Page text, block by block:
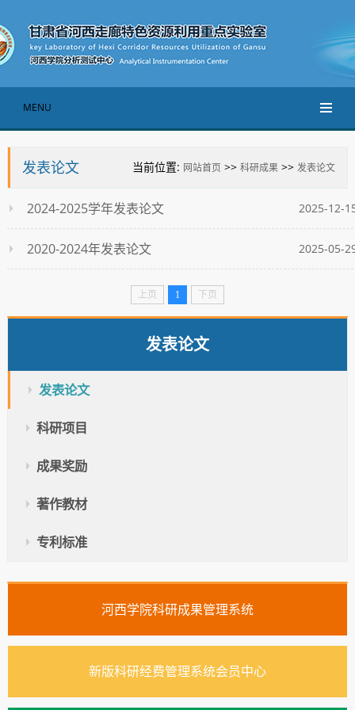
MENU
发表论文 当前位置: 网站首页 >>科研成果 >>发表论文
2025-12-
2024-2025学年发表论文
2025-05-
2020-2024年发表论文
上页 1 下页
发表论文
发表论文
科研项目
成果奖励
著作教材
专利标准
河西学院科研成果管理系统
新版科研经费管理系统会员中心